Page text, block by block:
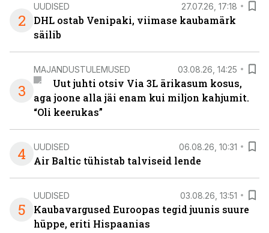
2
UUDISED 27.07.26, 17:18
DHL ostab Venipaki, viimase kaubamärk
säilib
3
MAJANDUSTULEMUSED 03.08.26, 14:25
Uut juhti otsiv Via 3L ärikasum kosus,
aga joone alla jäi enam kui miljon kahjumit.
“Oli keerukas”
4 UUDISED 06.08.26, 10:31
Air Baltic tühistab talviseid lende
5
UUDISED 03.08.26, 13:51
Kaubavargused Euroopas tegid juunis suure
hüppe, eriti Hispaanias